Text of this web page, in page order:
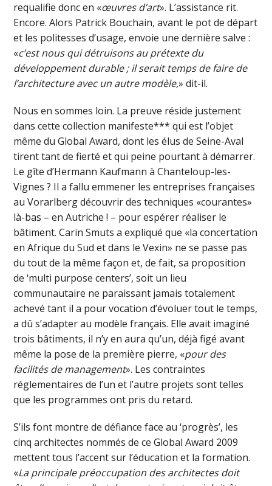
requalifie donc en «œuvres d’art». L’assistance rit.
Encore. Alors Patrick Bouchain, avant le pot de départ
et les politesses d’usage, envoie une dernière salve :
«c’est nous qui détruisons au prétexte du
développement durable ; il serait temps de faire de
l’architecture avec un autre modèle,» dit-il.
Nous en sommes loin. La preuve réside justement
dans cette collection manifeste*** qui est l’objet
même du Global Award, dont les élus de Seine-Aval
tirent tant de fierté et qui peine pourtant à démarrer.
Le gîte d’Hermann Kaufmann à Chanteloup-les-
Vignes ? Il a fallu emmener les entreprises françaises
au Vorarlberg découvrir des techniques «courantes»
là-bas – en Autriche ! – pour espérer réaliser le
bâtiment. Carin Smuts a expliqué que «la concertation
en Afrique du Sud et dans le Vexin» ne se passe pas
du tout de la même façon et, de fait, sa proposition
de ‘multi purpose centers’, soit un lieu
communautaire ne paraissant jamais totalement
achevé tant il a pour vocation d’évoluer tout le temps,
a dû s’adapter au modèle français. Elle avait imaginé
trois bâtiments, il n’y en aura qu’un, déjà figé avant
même la pose de la première pierre, «pour des
facilités de management». Les contraintes
réglementaires de l’un et l’autre projets sont telles
que les programmes ont pris du retard.
S’ils font montre de défiance face au ‘progrès’, les
cinq architectes nommés de ce Global Award 2009
mettent tous l’accent sur l’éducation et la formation.
«La principale préoccupation des architectes doit